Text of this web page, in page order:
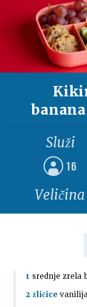
Služi
16
1 srednje zrela
2 žličice